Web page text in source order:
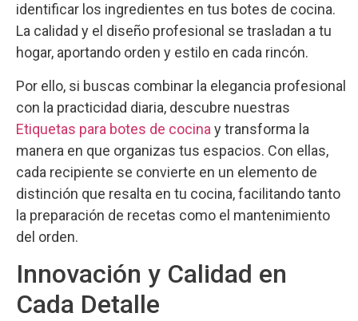
identificar los ingredientes en tus botes de cocina.
La calidad y el diseño profesional se trasladan a tu
hogar, aportando orden y estilo en cada rincón.
Por ello, si buscas combinar la elegancia profesional
con la practicidad diaria, descubre nuestras
Etiquetas para botes de cocina y transforma la
manera en que organizas tus espacios. Con ellas,
cada recipiente se convierte en un elemento de
distinción que resalta en tu cocina, facilitando tanto
la preparación de recetas como el mantenimiento
del orden.
Innovación y Calidad en
Cada Detalle